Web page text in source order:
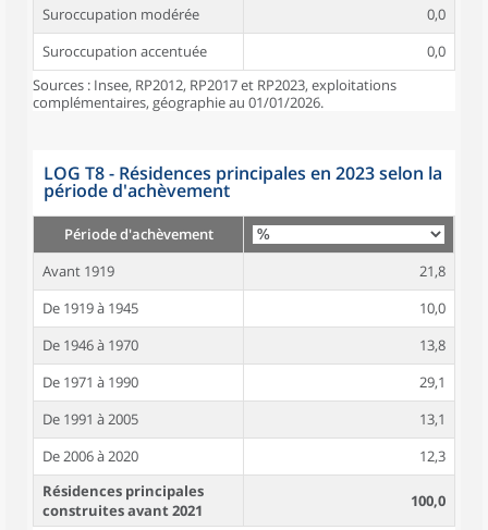
Suroccupation modérée
0,0
Suroccupation accentuée
0,0
Sources : Insee, RP2012, RP2017 et RP2023, exploitations
complémentaires, géographie au 01/01/2026.
LOG T8 - Résidences principales en 2023 selon la
période d'achèvement
Période d'achèvement
Avant 1919
21,8
De 1919 à 1945
10,0
De 1946 à 1970
13,8
De 1971 à 1990
29,1
De 1991 à 2005
13,1
De 2006 à 2020
12,3
Résidences principales
construites avant 2021
100,0